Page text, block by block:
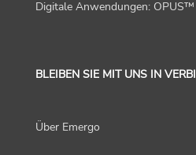
Digitale Anwendungen: OPUS™
BLEIBEN SIE MIT UNS IN
Über Emergo